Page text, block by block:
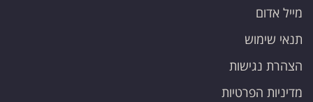
באייס
עקבו
אחרינו:
מייל אדום
תנאי שימוש
הצהרת נגישות
מדיניות הפרטיות